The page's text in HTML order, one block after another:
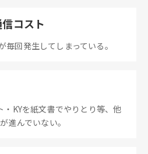
コスト
回発生してしまっている。
・KYを紙文書でやりとり等、他
進んでいない。